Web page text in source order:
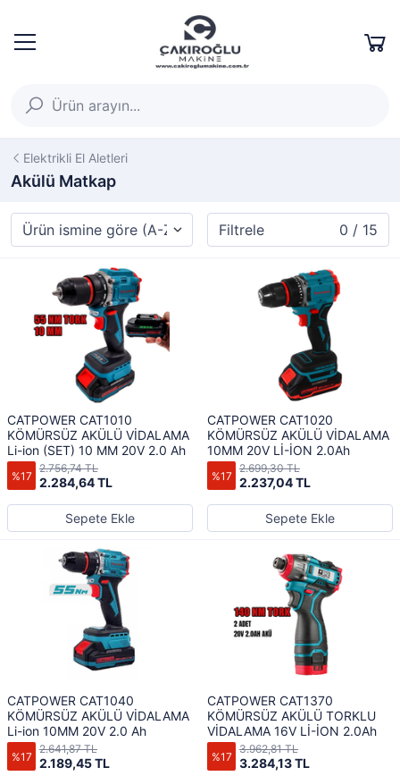
Elektrikli El Aletleri
Akülü Matkap
Filtrele 0 / 15
CATPOWER CAT1010
KÖMÜRSÜZ AKÜLÜ VİDALAMA
Li-ion (SET) 10 MM 20V 2.0 Ah
%17 2.284,64 TL
2.756,74 TL
Sepete Ekle
CATPOWER CAT1020
KÖMÜRSÜZ AKÜLÜ VİDALAMA
10MM 20V Lİ-İON 2.0Ah
%17 2.237,04 TL
2.699,30 TL
Sepete Ekle
CATPOWER CAT1040
KÖMÜRSÜZ AKÜLÜ VİDALAMA
Li-ion 10MM 20V 2.0 Ah
%17 2.189,45 TL
2.641,87 TL
CATPOWER CAT1370
KÖMÜRSÜZ AKÜLÜ TORKLU
VİDALAMA 16V Lİ-İON 2.0Ah
%17 3.284,13 TL
3.962,81 TL